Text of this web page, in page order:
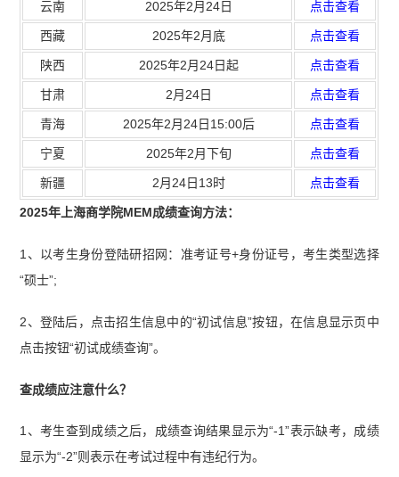
云南 2025年2月24日 点击查看
西藏 2025年2月底 点击查看
陕西 2025年2月24日起 点击查看
甘肃 2月24日 点击查看
青海 2025年2月24日15:00后 点击查看
宁夏 2025年2月下旬 点击查看
新疆 2月24日13时 点击查看
2025年上海商学院MEM成绩查询方法：
1、以考生身份登陆研招网：准考证号+身份证号，考生类型选择
“硕士”;
2、登陆后，点击招生信息中的“初试信息”按钮，在信息显示页中
点击按钮“初试成绩查询”。
查成绩应注意什么？
1、考生查到成绩之后，成绩查询结果显示为“-1”表示缺考，成绩
显示为“-2”则表示在考试过程中有违纪行为。